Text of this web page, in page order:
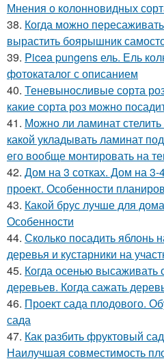
Мнения о колонновидных
38. Когда можно
вырастить боярышник
39. Picea pungens ель. Ель
фотокаталог с описанием
40. Теневыносливые сорта
какие сорта роз можно
41. Можно ли ламинат
какой укладывать ламинат
его вообще монтировать на
42. Дом на 3 сотках. Дом на 3-
проект. Особенности
43. Какой брус лучше для
Особенности
44. Сколько посадить яблонь
деревья и кустарники на
45. Когда осенью
деревьев. Когда сажать
46. Проект сада плодового.
сада
47. Как разбить фруктовый
Наилучшая совместимость